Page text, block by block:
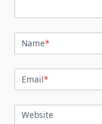
Name*
Email*
Website